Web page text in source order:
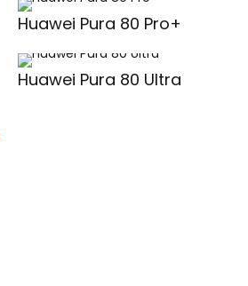
Huawei Pura 80 Pro+
Huawei Pura 80 Ultra